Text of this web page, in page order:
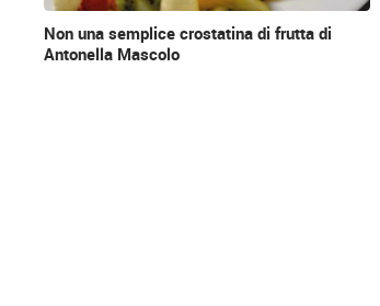
Non una semplice crostatina di frutta di
Antonella Mascolo